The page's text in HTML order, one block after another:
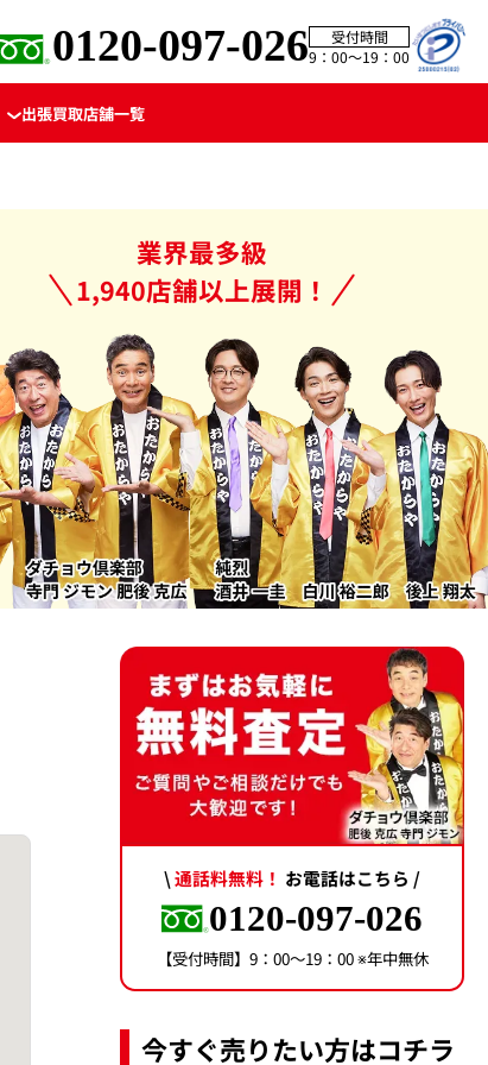
0120-097-026
受付時間
9：00〜19：00
出張買取店舗一覧
業界最多級
1,940店舗以上展開！
\通話料無料！ お電話はこちら /
0120-097-026
【受付時間】9：00〜19：00 ※年中無休
今すぐ売りたい方はコチラ